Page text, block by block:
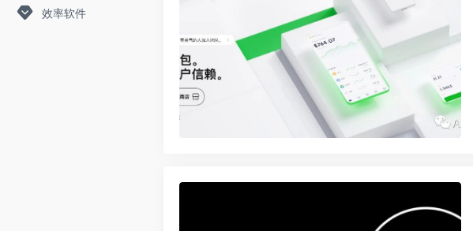
效率软件